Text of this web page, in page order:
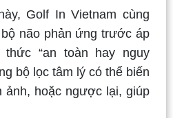
Golf In Vietnam cùng
não phản ứng trước áp
“an toàn hay nguy
bộ lọc tâm lý có thể biến
ảnh, hoặc ngược lại, giúp